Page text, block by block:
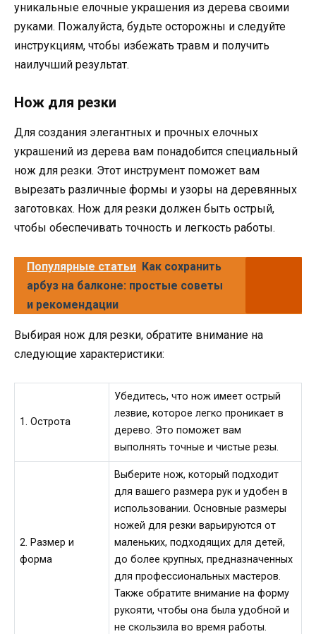
уникальные елочные украшения из дерева своими
руками. Пожалуйста, будьте осторожны и следуйте
инструкциям, чтобы избежать травм и получить
наилучший результат.
Нож для резки
Для создания элегантных и прочных елочных
украшений из дерева вам понадобится специальный
нож для резки. Этот инструмент поможет вам
вырезать различные формы и узоры на деревянных
заготовках. Нож для резки должен быть острый,
чтобы обеспечивать точность и легкость работы.
Популярные статьи Как сохранить
арбуз на балконе: простые советы
и рекомендации
Выбирая нож для резки, обратите внимание на
следующие характеристики:
1. Острота
Убедитесь, что нож имеет острый
лезвие, которое легко проникает в
дерево. Это поможет вам
выполнять точные и чистые резы.
2. Размер и
форма
Выберите нож, который подходит
для вашего размера рук и удобен в
использовании. Основные размеры
ножей для резки варьируются от
маленьких, подходящих для детей,
до более крупных, предназначенных
для профессиональных мастеров.
Также обратите внимание на форму
рукояти, чтобы она была удобной и
не скользила во время работы.